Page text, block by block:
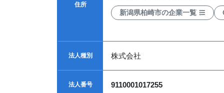
住所
新潟県柏崎市の企業一覧
法人種別 株式会社
法人番号 9110001017255